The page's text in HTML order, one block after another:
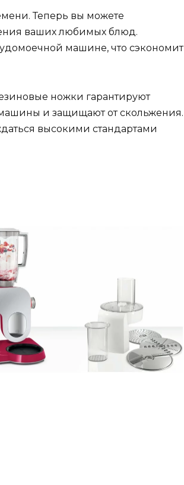
Теперь вы можете
ваших любимых блюд.
машине, что сэкономит
ножки гарантируют
и защищают от скольжения.
высокими стандартами